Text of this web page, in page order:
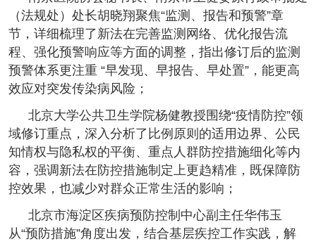
（法规处）处长胡晓翔聚焦“监测、报告和预警”章
节，详细梳理了新法在完善监测网络、优化报告流
程、强化预警响应等方面的调整，指出修订后的监测
预警体系更注重 “早发现、早报告、早处置”，能更高
效应对突发传染病风险；
北京大学公共卫生学院杨健教授围绕“疫情防控”领
域修订重点，深入分析了比例原则的适用边界、公民
知情权与隐私权的平衡、重点人群防控措施细化等内
容，强调新法在防控措施制定上更趋精准，既保障防
控效果，也减少对群众正常生活的影响；
北京市海淀区疾病预防控制中心副主任华伟玉
从“预防措施”角度出发，结合基层疾控工作实践，解